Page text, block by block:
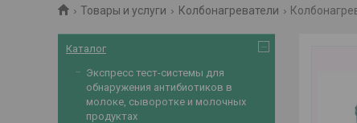
Товары и услуги Колбонагреватели
Каталог
Экспресс тест-системы для
обнаружения антибиотиков в
молоке, сыворотке и молочных
продуктах